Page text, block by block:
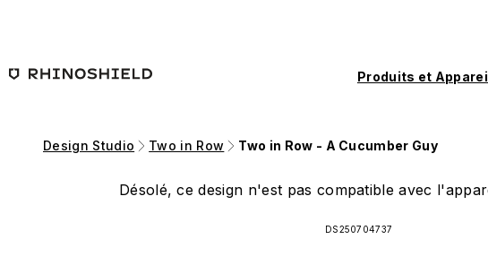
Produits et
Design Studio Two in Row Two in Row - A Cucumber Guy
Désolé, ce design n'est pas compatible avec
DS250704737